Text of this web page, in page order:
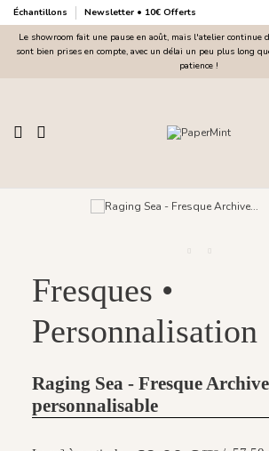
Échantillons Newsletter • 10€ Offerts
Le showroom fait une pause en août, mais l'atelier continue
sont bien prises en compte, avec un délai un peu plus long
patience !
Fresques •
Personnalisation
Raging Sea - Fresque Archive
personnalisable